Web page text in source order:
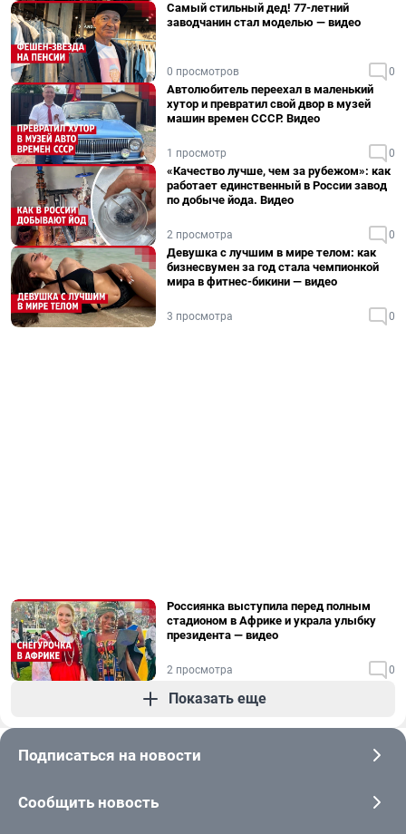
Самый стильный дед! 77-летний
заводчанин стал моделью — видео
0 просмотров 0
Автолюбитель переехал в маленький
хутор и превратил свой двор в музей
машин времен СССР. Видео
1 просмотр 0
«Качество лучше, чем за рубежом»: как
работает единственный в России завод
по добыче йода. Видео
2 просмотра 0
Девушка с лучшим в мире телом: как
бизнесвумен за год стала чемпионкой
мира в фитнес-бикини — видео
3 просмотра 0
Россиянка выступила перед полным
стадионом в Африке и украла улыбку
президента — видео
2 просмотра 0
Показать еще
Подписаться на новости
Сообщить новость